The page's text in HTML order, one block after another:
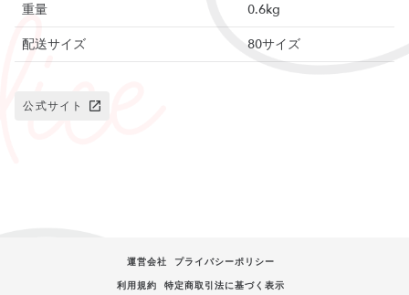
重量
0.6kg
配送サイズ
80サイズ
公式サイト
運営会社
プライバシーポリシー
利用規約
特定商取引法に基づく表示